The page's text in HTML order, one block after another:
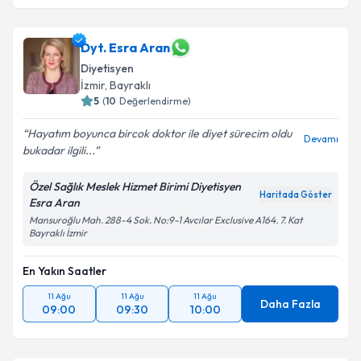
Dyt. Esra Aran
Diyetisyen
İzmir, Bayraklı
5 (10 Değerlendirme)
Hayatım boyunca bircok doktor ile diyet sürecim oldu
bukadar ilgili...
Devamı
Özel Sağlık Meslek Hizmet Birimi Diyetisyen
Esra Aran
Haritada Göster
Mansuroğlu Mah. 288-4 Sok. No:9-1 Avcılar Exclusive A164. 7. Kat
Bayraklı İzmir
En Yakın Saatler
11 Ağu
09:00
11 Ağu
09:30
11 Ağu
10:00 Daha Fazla